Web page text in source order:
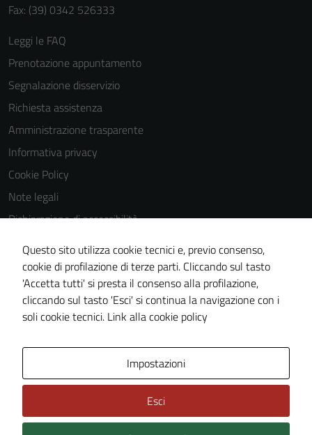
Fax: (39) 0342 526333
Leggi le FAQ
Prenotazione appuntamento
Segnalazione disservizio
Richiesta assistenza
Amministrazione trasparente
Informativa privacy
Cookie Policy
Note legali
Dichiarazione di accessibilità
Dichiarazione di accessibilità Servizi
Whistleblowing
Piano di miglioramento del sito
Area riservata
Questo sito utilizza cookie tecnici e, previo consenso,
cookie di profilazione di terze parti. Cliccando sul tasto
'Accetta tutti' si presta il consenso alla profilazione,
cliccando sul tasto 'Esci' si continua la navigazione con i
soli cookie tecnici. Link alla cookie policy
Impostazioni
Esci